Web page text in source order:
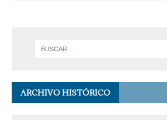
ARCHIVO HISTÓRICO